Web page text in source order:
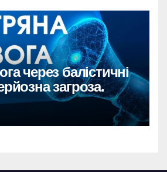
через балістичні
загроза.